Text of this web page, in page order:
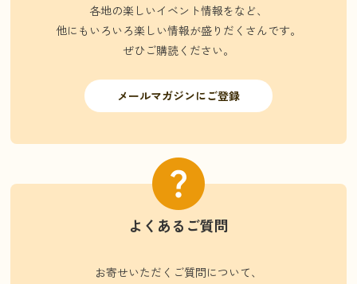
各地の楽しいイベント情報をなど、
他にもいろいろ楽しい情報が盛りだくさんです。
ぜひご購読ください。
メールマガジンにご登録
よくあるご質問
お寄せいただくご質問について、